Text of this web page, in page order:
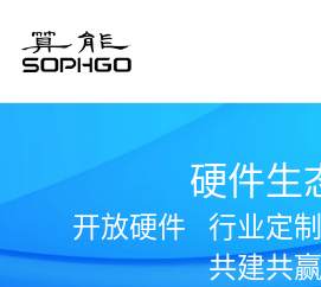
硬件生
开放硬件 行业定制
共建共赢